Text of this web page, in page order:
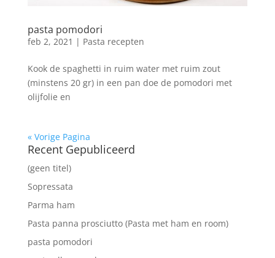
pasta pomodori
feb 2, 2021 | Pasta recepten
Kook de spaghetti in ruim water met ruim zout
(minstens 20 gr) in een pan doe de pomodori met
olijfolie en
« Vorige Pagina
Recent Gepubliceerd
(geen titel)
Sopressata
Parma ham
Pasta panna prosciutto (Pasta met ham en room)
pasta pomodori